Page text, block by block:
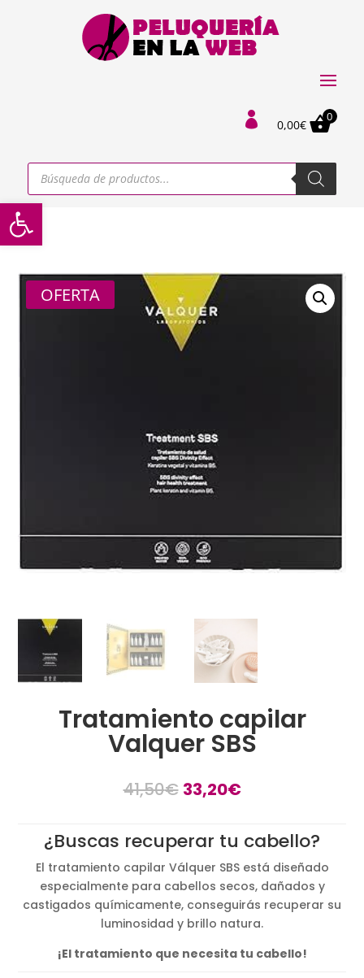
Abrir barra de herramientas
 0,00€
0
Búsqueda
productos
OFERTA
Tratamiento capilar
Valquer SBS
41,50€ El
era:
41,50€.
33,20€El
es:
33,20€.
¿Buscas recuperar tu cabello?
El tratamiento capilar Válquer SBS está diseñado
especialmente para cabellos secos, dañados y
castigados químicamente, conseguirás recuperar su
luminosidad y brillo natura.
¡El tratamiento que necesita tu cabello!